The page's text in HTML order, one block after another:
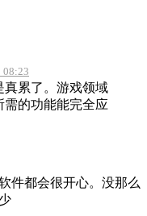
08:23
真累了。游戏领域
需的功能能完全应
件都会很开心。没那么